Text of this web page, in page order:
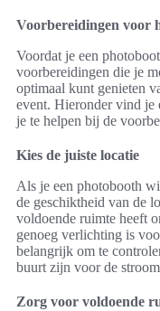
Voorbereidingen voor
Voordat je een
voorbereidingen die je
optimaal kunt genieten
event. Hieronder vind je
je te helpen bij de
Kies de juiste locatie
Als je een photobooth
de geschiktheid van de
voldoende ruimte heeft
genoeg verlichting is
belangrijk om te
buurt zijn voor de
Zorg voor voldoende